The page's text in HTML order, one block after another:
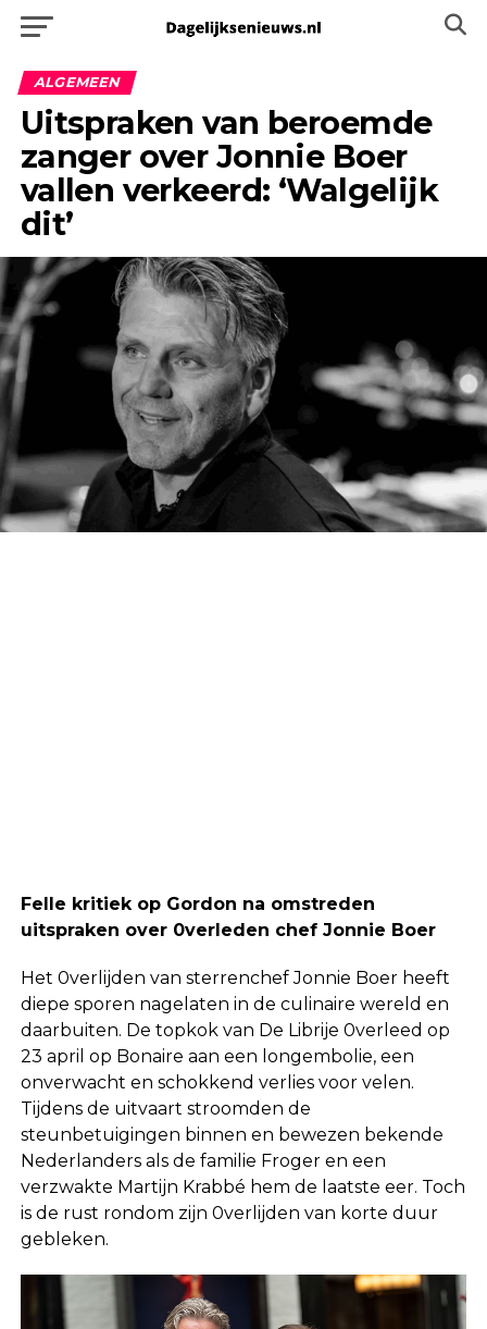
ALGEMEEN
Uitspraken van beroemde
zanger over Jonnie Boer
vallen verkeerd: ‘Walgelijk
dit’
Felle kritiek op Gordon na omstreden
uitspraken over 0verleden chef Jonnie Boer
Het 0verlijden van sterrenchef Jonnie Boer heeft
diepe sporen nagelaten in de culinaire wereld en
daarbuiten. De topkok van De Librije 0verleed op
23 april op Bonaire aan een longembolie, een
onverwacht en schokkend verlies voor velen.
Tijdens de uitvaart stroomden de
steunbetuigingen binnen en bewezen bekende
Nederlanders als de familie Froger en een
verzwakte Martijn Krabbé hem de laatste eer. Toch
is de rust rondom zijn 0verlijden van korte duur
gebleken.